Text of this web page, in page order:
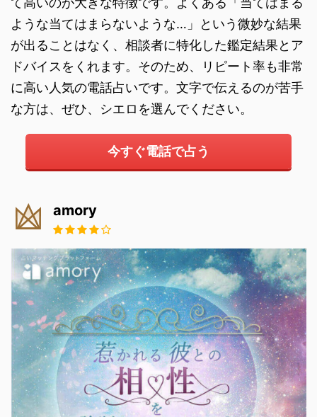
ような当てはまらないような…」という微妙な結果
が出ることはなく、相談者に特化した鑑定結果とア
ドバイスをくれます。そのため、リピート率も非常
に高い人気の電話占いです。文字で伝えるのが苦手
な方は、ぜひ、シエロを選んでください。
今すぐ電話で占う
amory